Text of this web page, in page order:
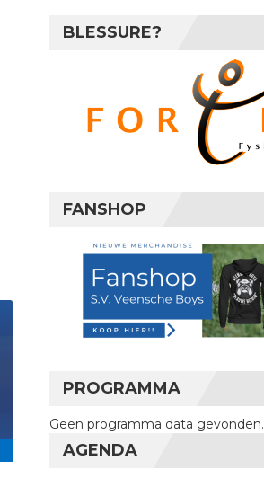
BLESSURE?
FANSHOP
PROGRAMMA
Geen programma data gevonden.
AGENDA